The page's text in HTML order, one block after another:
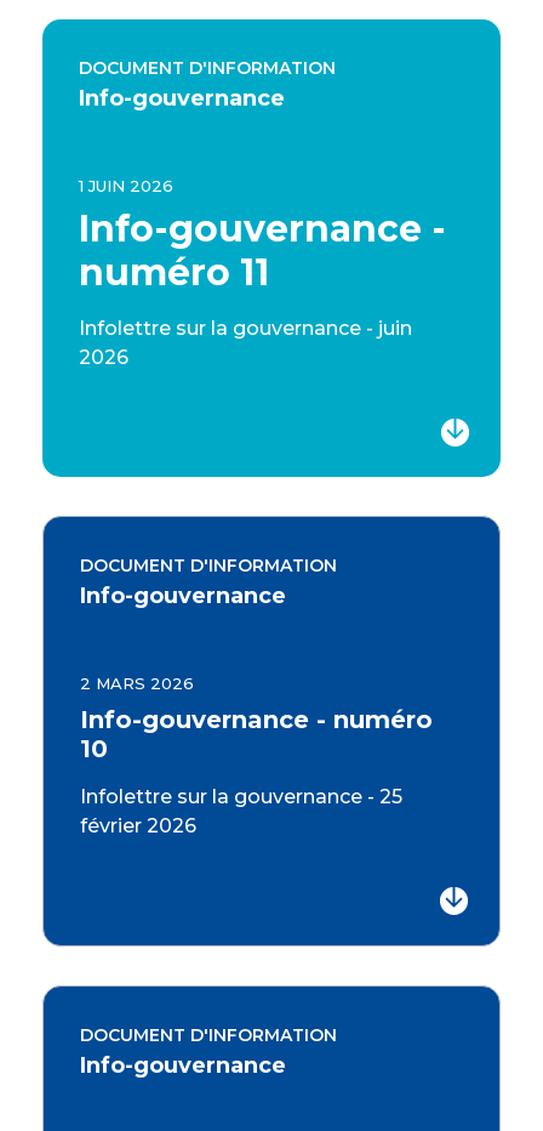
DOCUMENT D'INFORMATION
Info-gouvernance
1 JUIN 2026
Info-gouvernance -
numéro 11
Infolettre sur la gouvernance - juin
2026
DOCUMENT D'INFORMATION
Info-gouvernance
2 MARS 2026
Info-gouvernance - numéro
10
Infolettre sur la gouvernance - 25
février 2026
DOCUMENT D'INFORMATION
Info-gouvernance